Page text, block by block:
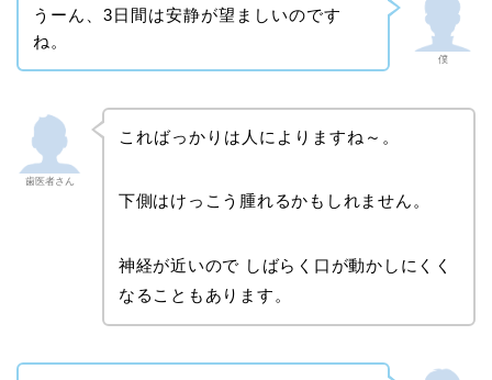
僕
うーん、3日間は安静が望ましいのです
ね。
歯医者さん
こればっかりは人によりますね～。
下側はけっこう腫れるかもしれません。
神経が近いので しばらく口が動かしにくく
なることもあります。